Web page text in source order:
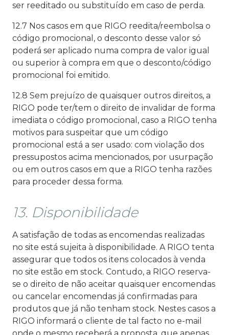
ser reeditado ou substituído em caso de perda.
12.7 Nos casos em que RIGO reedita/reembolsa o
código promocional, o desconto desse valor só
poderá ser aplicado numa compra de valor igual
ou superior à compra em que o desconto/código
promocional foi emitido.
12.8 Sem prejuízo de quaisquer outros direitos, a
RIGO pode ter/tem o direito de invalidar de forma
imediata o código promocional, caso a RIGO tenha
motivos para suspeitar que um código
promocional está a ser usado: com violação dos
pressupostos acima mencionados, por usurpação
ou em outros casos em que a RIGO tenha razões
para proceder dessa forma.
13. Disponibilidade
A satisfação de todas as encomendas realizadas
no site está sujeita à disponibilidade. A RIGO tenta
assegurar que todos os itens colocados à venda
no site estão em stock. Contudo, a RIGO reserva-
se o direito de não aceitar quaisquer encomendas
ou cancelar encomendas já confirmadas para
produtos que já não tenham stock. Nestes casos a
RIGO informará o cliente de tal facto no e-mail